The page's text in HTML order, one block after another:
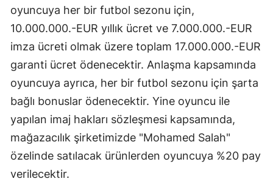
oyuncuya her bir futbol sezonu için,
10.000.000.-EUR yıllık ücret ve 7.000.000.-EUR
imza ücreti olmak üzere toplam 17.000.000.-EUR
garanti ücret ödenecektir. Anlaşma kapsamında
oyuncuya ayrıca, her bir futbol sezonu için şarta
bağlı bonuslar ödenecektir. Yine oyuncu ile
yapılan imaj hakları sözleşmesi kapsamında,
mağazacılık şirketimizde "Mohamed Salah"
özelinde satılacak ürünlerden oyuncuya %20 pay
verilecektir.